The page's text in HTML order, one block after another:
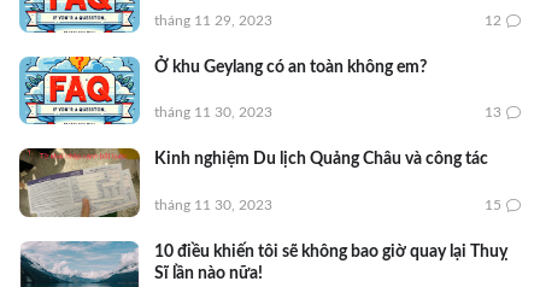
tháng 11 29, 2023 12
Ở khu Geylang có an toàn không em?
tháng 11 30, 2023 13
Kinh nghiệm Du lịch Quảng Châu và công tác
tháng 11 30, 2023 15
10 điều khiến tôi sẽ không bao giờ quay lại Thuỵ
Sĩ lần nào nữa!